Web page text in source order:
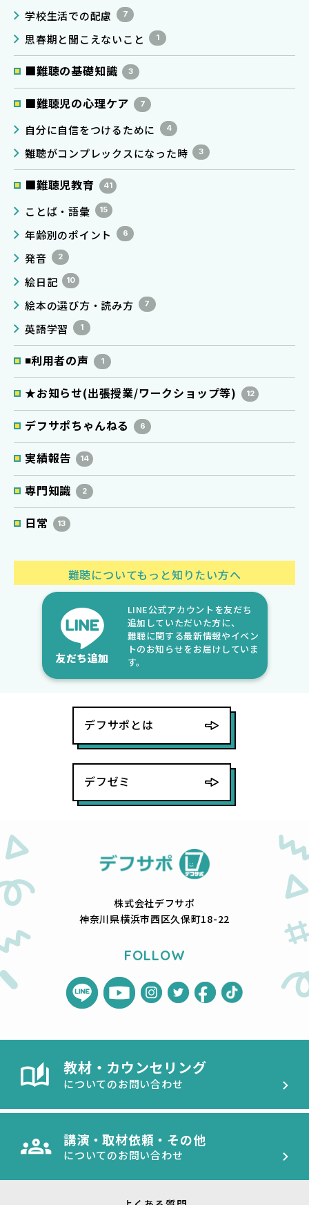
学校生活での配慮 7
思春期と聞こえないこと 1
■難聴の基礎知識 3
■難聴児の心理ケア 7
自分に自信をつけるために 4
難聴がコンプレックスになった時 3
■難聴児教育 41
ことば・語彙 15
年齢別のポイント 6
発音 2
絵日記 10
絵本の選び方・読み方 7
英語学習 1
◾️利用者の声 1
★お知らせ(出張授業/ワークショップ等) 12
デフサポちゃんねる 6
実績報告 14
専門知識 2
日常 13
難聴についてもっと知りたい方へ
LINE公式アカウントを友だち
追加していただいた方に、
難聴に関する最新情報やイベン
トのお知らせをお届けしていま
す。
友だち追加
デフサポとは
デフゼミ
株式会社デフサポ
神奈川県横浜市西区久保町18-22
FOLLOW
教材・カウンセリング
についてのお問い合わせ
講演・取材依頼・その他
についてのお問い合わせ